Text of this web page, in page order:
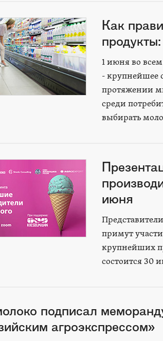
Как
1 июня во
- крупнейшее
протяжении
среди
выбирать
июня
примут
крупнейших
состоится 30
подписал
агроэкспрессом»